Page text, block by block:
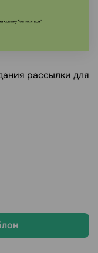
рассылки для